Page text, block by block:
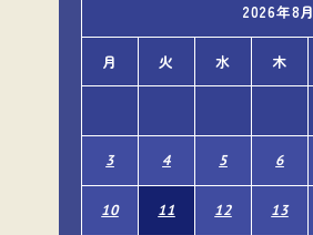
2026年8月
月 火 水 木
3 4 5 6
10 11 12 13